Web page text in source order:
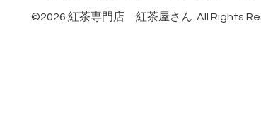
©2026 紅茶専門店 紅茶屋さん. All Rights